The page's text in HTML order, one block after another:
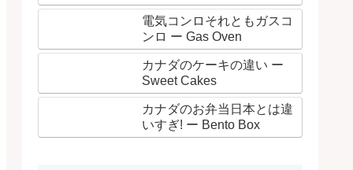
電気コンロそれともガスコ
ンロ ー Gas Oven
カナダのケーキの違い ー
Sweet Cakes
カナダのお弁当日本とは違
いすぎ! ー Bento Box